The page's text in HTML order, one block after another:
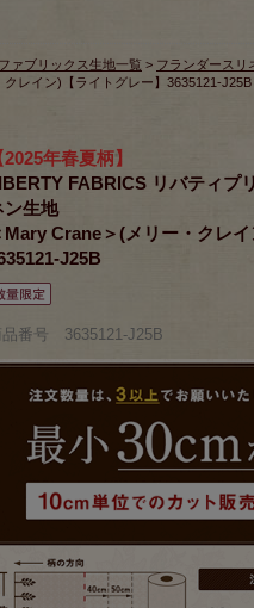
ァブリックス生地一覧 > フランダースリ
レイン)【ライトグレー】3635121-J25B
2025年春夏柄】
FABRICS リバティプ
ン生地
Mary Crane＞(メリー・クレイ
J25B
品番号 3635121-J25B